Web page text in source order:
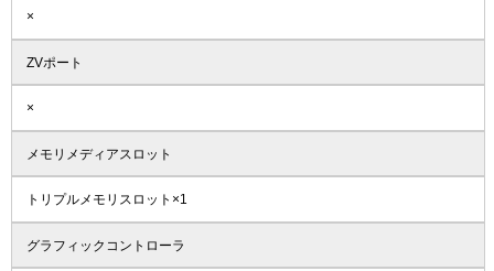
×
ZVポート
×
メモリメディアスロット
トリプルメモリスロット×1
グラフィックコントローラ